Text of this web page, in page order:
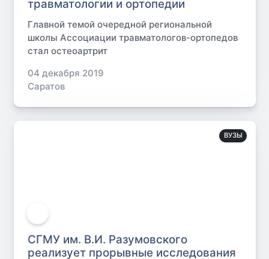
травматологии и ортопедии
Главной темой очередной региональной
школы Ассоциации травматологов-ортопедов
стал остеоартрит
04 декабря 2019
Саратов
ВУЗЫ
СГМУ им. В.И. Разумовского
реализует прорывные исследования